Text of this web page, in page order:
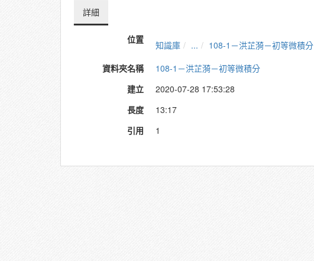
詳細
位置 知識庫 ...
108-1－洪芷漪－初等微積分
資料夾名稱
108-1－洪芷漪－初等微積分
建立
2020-07-28 17:53:28
長度
13:17
引用
1